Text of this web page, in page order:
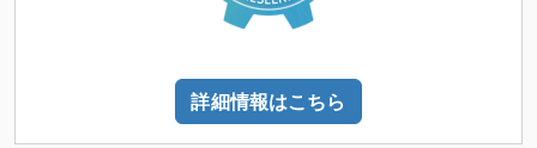
詳細情報はこちら